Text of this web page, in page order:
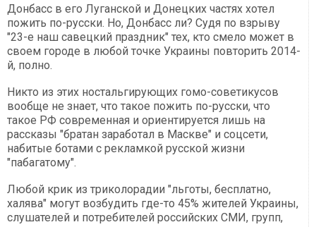
Донбасс в его Луганской и Донецких частях хотел
пожить по-русски. Но, Донбасс ли? Судя по взрыву
"23-е наш савецкий праздник" тех, кто смело может в
своем городе в любой точке Украины повторить 2014-
й, полно.
Никто из этих ностальгирующих гомо-советикусов
вообще не знает, что такое пожить по-русски, что
такое РФ современная и ориентируется лишь на
рассказы "братан заработал в Маскве" и соцсети,
набитые ботами с рекламкой русской жизни
"пабагатому".
Любой крик из триколорадии "льготы, бесплатно,
халява" могут возбудить где-то 45% жителей Украины,
слушателей и потребителей российских СМИ, групп,